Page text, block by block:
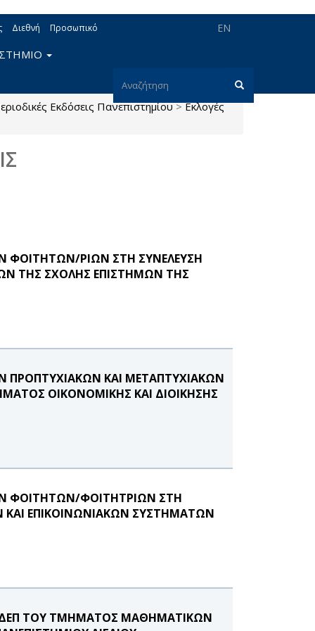
EN
Διεθνή Προσωπικό
Φόρμα
αναζήτησης
Αναζήτηση
Εκδόσεις Πανεπιστημίου > Εκλογές
ΦΟΙΤΗΤΩΝ/ΡΙΩΝ ΣΤΗ ΣΥΝΕΛΕΥΣΗ
ΤΗΣ ΣΧΟΛΗΣ ΕΠΙΣΤΗΜΩΝ ΤΗΣ
ΚΑΙ ΜΕΤΑΠΤΥΧΙΑΚΩΝ
ΟΙΚΟΝΟΜΙΚΗΣ ΚΑΙ ΔΙΟΙΚΗΣΗΣ
ΦΟΙΤΗΤΩΝ/ΦΟΙΤΗΤΡΙΩΝ ΣΤΗ
ΕΠΙΚΟΙΝΩΝΙΑΚΩΝ ΣΥΣΤΗΜΑΤΩΝ
ΔΕΠ ΤΟΥ ΤΜΗΜΑΤΟΣ ΜΑΘΗΜΑΤΙΚΩΝ